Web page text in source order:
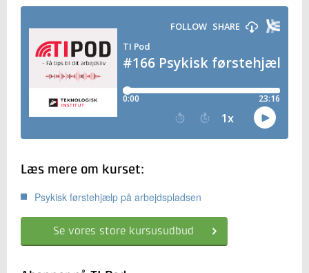
Læs mere om kurset:
Psykisk førstehjælp på arbejdspladsen
Se vores store kursusudbud